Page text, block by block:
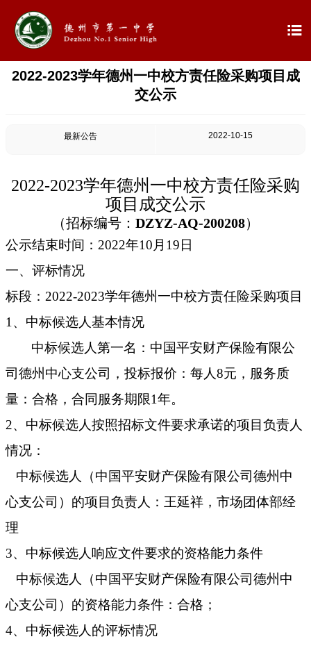

2022-2023学年德州一中校方责任险采购项目成
交公示
最新公告 2022-10-15
2022-2023学年德州一中校方责任险采购
项目 成交公示
（招标编号： DZYZ-AQ-200208）
公示结束时间： 2022年10月19日
一、 评标情况
标段： 2022-2023学年德州一中校方责任险采购项目
1、 中标候选人基本情况
中标候选人第一名： 中国平安财产保险有限公
司德州中心支公司，投标报价：每人8元，服务质
量：合格，合同服务期限1年。
2、 中标候选人按照招标文件要求承诺的项目负责人
情况：
中标候选人（中国平安财产保险有限公司德州中
心支公司 ）的项目负责人：王延祥，市场团体部经
理
3、 中标候选人响应文件要求的资格能力条件
中标候选人（中国平安财产保险有限公司德州中
心支公司 ）的资格能力条件：合格；
4、 中标候选人的评标情况
 首页
 教学教研
最新公告
 校园新闻